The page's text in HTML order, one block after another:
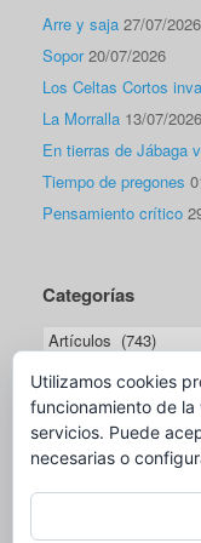
Arre y saja 27/07/2026
Sopor 20/07/2026
Los Celtas Cortos
La Morralla 13/07/2026
En tierras de Jábaga
Tiempo de pregones
Pensamiento crítico
Categorías
Categorías
Traductor
Utilizamos cookies
funcionamiento de
servicios. Puede
necesarias o